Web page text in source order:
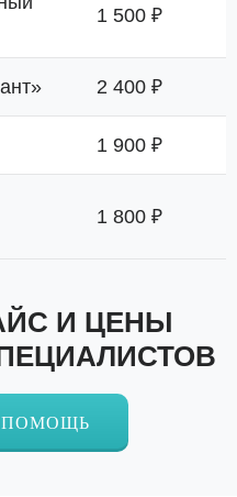
1 500 ₽
2 400 ₽
1 900 ₽
1 800 ₽
И ЦЕНЫ
ПОМОЩЬ